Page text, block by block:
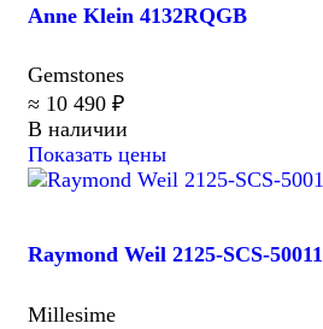
Anne Klein 4132RQGB
Gemstones
≈ 10 490 ₽
В наличии
Показать цены
Raymond Weil 2125-SCS-50011
Millesime